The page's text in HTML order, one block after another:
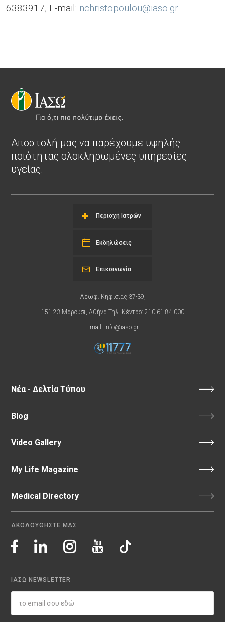
6383917, E-mail: nchristopoulou@iaso.gr
Αποστολή μας να παρέχουμε υψηλής
ποιότητας ολοκληρωμένες υπηρεσίες
υγείας.
Περιοχή Ιατρών
Εκδηλώσεις
Λεωφ. Κηφισίας 37-39,
151 23 Μαρούσι, Αθήνα Τηλ. Κέντρο: 210 61 84 000
Email: info@iaso.gr
Επικοινωνία
Νέα - Δελτία Τύπου
Blog
Video Gallery
My Life Magazine
Medical Directory
ΑΚΟΛΟΥΘΗΣΤΕ ΜΑΣ
ΙΑΣΩ NEWSLETTER